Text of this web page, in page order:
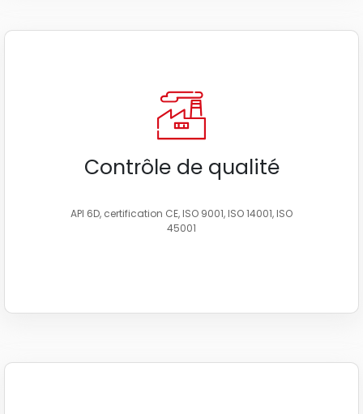
Contrôle de qualité
API 6D, certification CE, ISO 9001, ISO 14001, ISO
45001